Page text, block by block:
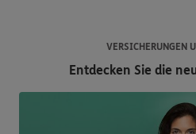
VERSICHERUNGEN
Entdecken Sie die